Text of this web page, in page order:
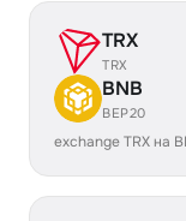
TRX
TRX
BNB
BEP20
exchange TRX на